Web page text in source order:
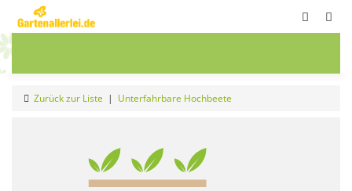
Zurück zur Liste Unterfahrbare Hochbeete